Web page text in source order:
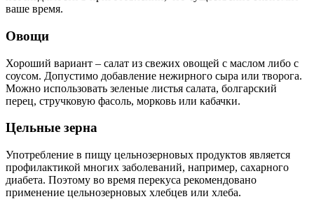
ваше время.
Овощи
Хороший вариант – салат из свежих овощей с маслом либо с
соусом. Допустимо добавление нежирного сыра или творога.
Можно использовать зеленые листья салата, болгарский
перец, стручковую фасоль, морковь или кабачки.
Цельные зерна
Употребление в пищу цельнозерновых продуктов является
профилактикой многих заболеваний, например, сахарного
диабета. Поэтому во время перекуса рекомендовано
применение цельнозерновых хлебцев или хлеба.